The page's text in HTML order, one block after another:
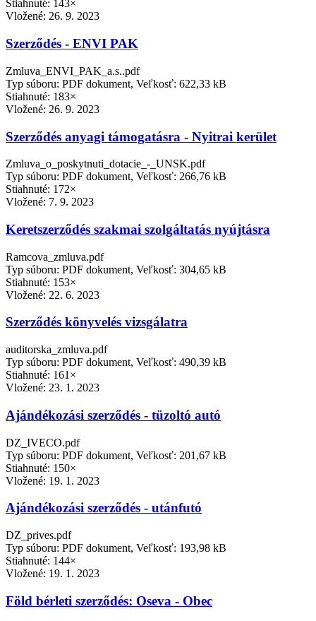
Stiahnuté: 143×
Vložené: 26. 9. 2023
Szerződés - ENVI PAK
Zmluva_ENVI_PAK_a.s..pdf
Typ súboru: PDF dokument, Veľkosť: 622,33 kB
Stiahnuté: 183×
Vložené: 26. 9. 2023
Szerződés anyagi támogatásra - Nyitrai kerület
Zmluva_o_poskytnuti_dotacie_-_UNSK.pdf
Typ súboru: PDF dokument, Veľkosť: 266,76 kB
Stiahnuté: 172×
Vložené: 7. 9. 2023
Keretszerződés szakmai szolgáltatás nyújtásra
Ramcova_zmluva.pdf
Typ súboru: PDF dokument, Veľkosť: 304,65 kB
Stiahnuté: 153×
Vložené: 22. 6. 2023
Szerződés könyvelés vizsgálatra
auditorska_zmluva.pdf
Typ súboru: PDF dokument, Veľkosť: 490,39 kB
Stiahnuté: 161×
Vložené: 23. 1. 2023
Ajándékozási szerződés - tüzoltó autó
DZ_IVECO.pdf
Typ súboru: PDF dokument, Veľkosť: 201,67 kB
Stiahnuté: 150×
Vložené: 19. 1. 2023
Ajándékozási szerződés - utánfutó
DZ_prives.pdf
Typ súboru: PDF dokument, Veľkosť: 193,98 kB
Stiahnuté: 144×
Vložené: 19. 1. 2023
Föld bérleti szerződés: Oseva - Obec